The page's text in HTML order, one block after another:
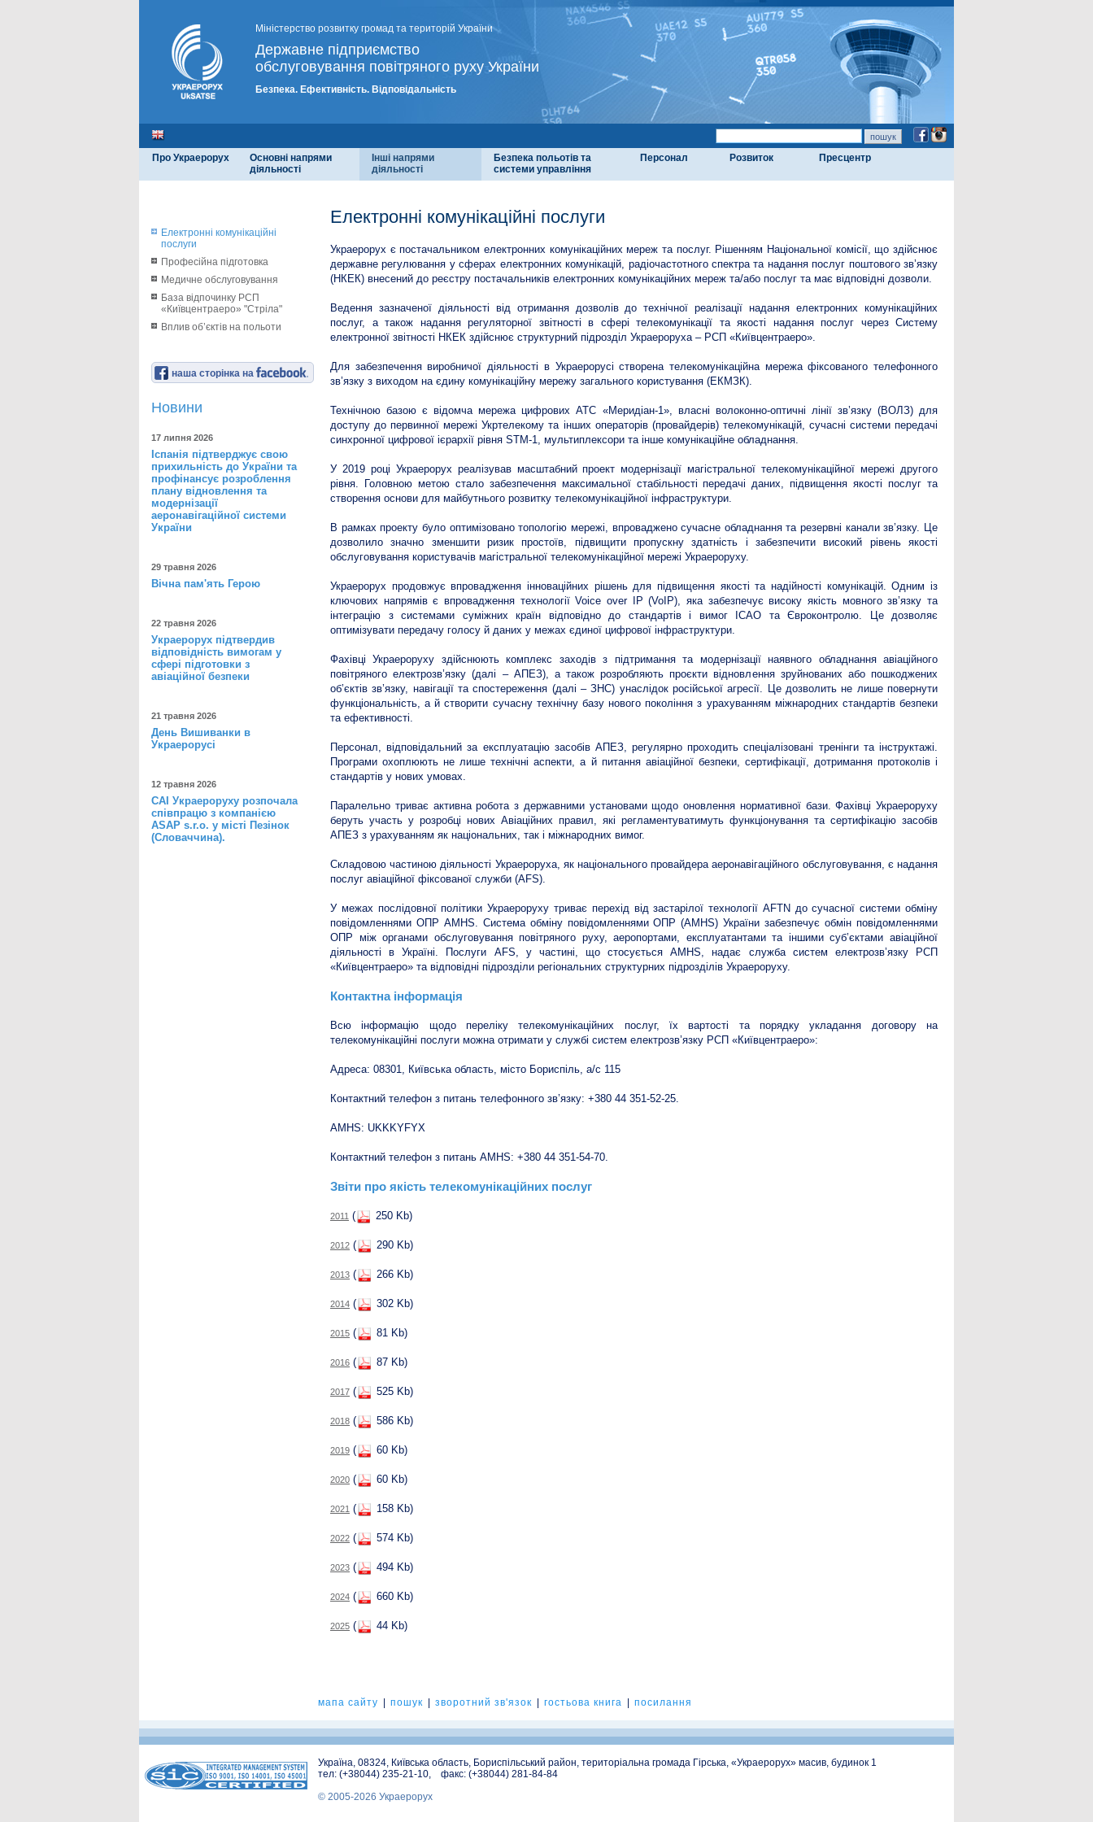
Міністерство розвитку громад та територій України
Державне підприємство
обслуговування повітряного руху України
Безпека. Ефективність. Відповідальність
Про Украерорух
Основні напрями
діяльності
Інші напрями
діяльності
Безпека польотів та
системи управління
Персонал Розвиток Пресцентр
Електронні комунікаційні
послуги
Професійна підготовка
Медичне обслуговування
База відпочинку РСП
«Київцентраеро» "Стріла"
Вплив об’єктів на польоти
наша сторінка на
Новини
17 липня 2026
Іспанія підтверджує свою
прихильність до України та
профінансує розроблення
плану відновлення та
модернізації
аеронавігаційної системи
України
29 травня 2026
Вічна пам'ять Герою
22 травня 2026
Украерорух підтвердив
відповідність вимогам у
сфері підготовки з
авіаційної безпеки
21 травня 2026
День Вишиванки в
Украерорусі
12 травня 2026
САІ Украероруху розпочала
співпрацю з компанією
ASAP s.r.o. у місті Пезінок
(Словаччина).
Електронні комунікаційні послуги
Украерорух є постачальником електронних комунікаційних мереж та послуг. Рішенням Національної комісії, що здійснює
державне регулювання у сферах електронних комунікацій, радіочастотного спектра та надання послуг поштового зв’язку
(НКЕК) внесений до реєстру постачальників електронних комунікаційних мереж та/або послуг та має відповідні дозволи.
Ведення зазначеної діяльності від отримання дозволів до технічної реалізації надання електронних комунікаційних
послуг, а також надання регуляторної звітності в сфері телекомунікації та якості надання послуг через Систему
електронної звітності НКЕК здійснює структурний підрозділ Украероруха – РСП «Київцентраеро».
Для забезпечення виробничої діяльності в Украерорусі створена телекомунікаційна мережа фіксованого телефонного
зв’язку з виходом на єдину комунікаційну мережу загального користування (ЕКМЗК).
Технічною базою є відомча мережа цифрових АТС «Меридіан-1», власні волоконно-оптичні лінії зв’язку (ВОЛЗ) для
доступу до первинної мережі Укртелекому та інших операторів (провайдерів) телекомунікацій, сучасні системи передачі
синхронної цифрової ієрархії рівня STM-1, мультиплексори та інше комунікаційне обладнання.
У 2019 році Украерорух реалізував масштабний проект модернізації магістральної телекомунікаційної мережі другого
рівня. Головною метою стало забезпечення максимальної стабільності передачі даних, підвищення якості послуг та
створення основи для майбутнього розвитку телекомунікаційної інфраструктури.
В рамках проекту було оптимізовано топологію мережі, впроваджено сучасне обладнання та резервні канали зв’язку. Це
дозволило значно зменшити ризик простоїв, підвищити пропускну здатність і забезпечити високий рівень якості
обслуговування користувачів магістральної телекомунікаційної мережі Украероруху.
Украерорух продовжує впровадження інноваційних рішень для підвищення якості та надійності комунікацій. Одним із
ключових напрямів є впровадження технології Voice over IP (VoIP), яка забезпечує високу якість мовного зв’язку та
інтеграцію з системами суміжних країн відповідно до стандартів і вимог ICAO та Євроконтролю. Це дозволяє
оптимізувати передачу голосу й даних у межах єдиної цифрової інфраструктури.
Фахівці Украероруху здійснюють комплекс заходів з підтримання та модернізації наявного обладнання авіаційного
повітряного електрозв’язку (далі – АПЕЗ), а також розробляють проєкти відновлення зруйнованих або пошкоджених
об’єктів зв’язку, навігації та спостереження (далі – ЗНС) унаслідок російської агресії. Це дозволить не лише повернути
функціональність, а й створити сучасну технічну базу нового покоління з урахуванням міжнародних стандартів безпеки
та ефективності.
Персонал, відповідальний за експлуатацію засобів АПЕЗ, регулярно проходить спеціалізовані тренінги та інструктажі.
Програми охоплюють не лише технічні аспекти, а й питання авіаційної безпеки, сертифікації, дотримання протоколів і
стандартів у нових умовах.
Паралельно триває активна робота з державними установами щодо оновлення нормативної бази. Фахівці Украероруху
беруть участь у розробці нових Авіаційних правил, які регламентуватимуть функціонування та сертифікацію засобів
АПЕЗ з урахуванням як національних, так і міжнародних вимог.
Складовою частиною діяльності Украероруха, як національного провайдера аеронавігаційного обслуговування, є надання
послуг авіаційної фіксованої служби (AFS).
У межах послідовної політики Украероруху триває перехід від застарілої технології AFTN до сучасної системи обміну
повідомленнями ОПР AMHS. Система обміну повідомленнями ОПР (AMHS) України забезпечує обмін повідомленнями
ОПР між органами обслуговування повітряного руху, аеропортами, експлуатантами та іншими суб’єктами авіаційної
діяльності в Україні. Послуги AFS, у частині, що стосується AMHS, надає служба систем електрозв’язку РСП
«Київцентраеро» та відповідні підрозділи регіональних структурних підрозділів Украероруху.
Контактна інформація
Всю інформацію щодо переліку телекомунікаційних послуг, їх вартості та порядку укладання договору на
телекомунікаційні послуги можна отримати у службі систем електрозв’язку РСП «Київцентраеро»:
Адреса: 08301, Київська область, місто Бориспіль, а/с 115
Контактний телефон з питань телефонного зв’язку: +380 44 351-52-25.
AMHS: UKKKYFYX
Контактний телефон з питань AMHS: +380 44 351-54-70.
Звіти про якість телекомунікаційних послуг
2011 ( 250 Kb)
2012 ( 290 Kb)
2013 ( 266 Kb)
2014 ( 302 Kb)
2015 ( 81 Kb)
2016 ( 87 Kb)
2017 ( 525 Kb)
2018 ( 586 Kb)
2019 ( 60 Kb)
2020 ( 60 Kb)
2021 ( 158 Kb)
2022 ( 574 Kb)
2023 ( 494 Kb)
2024 ( 660 Kb)
2025 ( 44 Kb)
мапа сайту пошук зворотний зв'язок гостьова книга посилання
Україна, 08324, Київська область, Бориспільський район, територіальна громада Гірська, «Украерорух» масив, будинок 1
тел: (+38044) 235-21-10, факс: (+38044) 281-84-84
© 2005-2026 Украерорух